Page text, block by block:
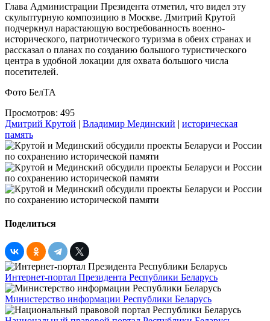
Глава Администрации Президента отметил, что видел эту
скульптурную композицию в Москве. Дмитрий Крутой
подчеркнул нарастающую востребованность военно-
исторического, патриотического туризма в обеих странах и
рассказал о планах по созданию большого туристического
центра в удобной локации для охвата большого числа
посетителей.
Фото БелТА
Просмотров: 495
Дмитрий Крутой | Владимир Мединский | историческая
память
Поделиться
Интернет-портал Президента Республики Беларусь
Министерство информации Республики Беларусь